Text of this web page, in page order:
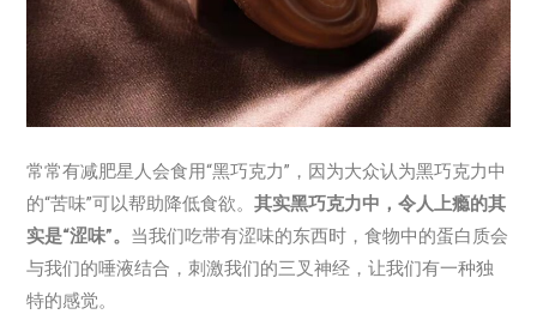
常常有减肥星人会食用“黑巧克力”，因为大众认为黑巧克力中
的“苦味”可以帮助降低食欲。其实黑巧克力中，令人上瘾的其
实是“涩味”。 当我们吃带有涩味的东西时，食物中的蛋白质会
与我们的唾液结合，刺激我们的三叉神经，让我们有一种独
特的感觉。